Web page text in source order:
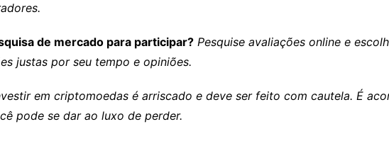
de mercado para participar? Pesquise avaliações online e
justas por seu tempo e opiniões.
em criptomoedas é arriscado e deve ser feito com cautela. É
pode se dar ao luxo de perder.